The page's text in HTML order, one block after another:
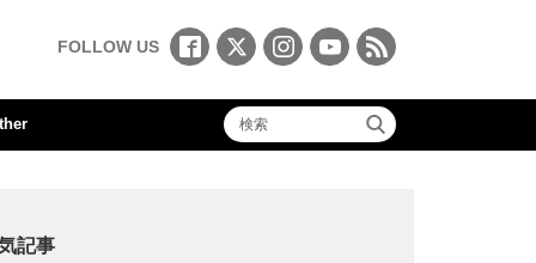
FOLLOW US
記事